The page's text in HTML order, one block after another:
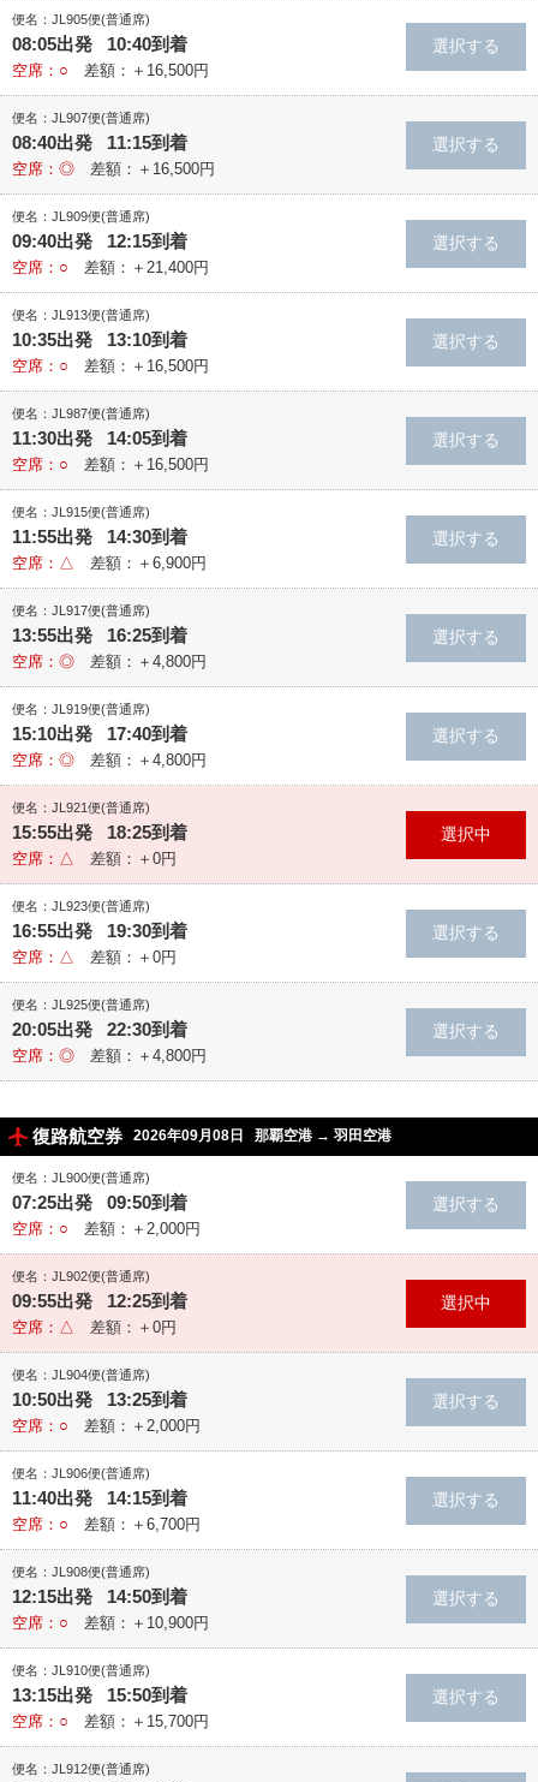
便名：JL905便(普通席)
08:05出発 10:40到着
空席：○ 差額：＋16,500円
便名：JL907便(普通席)
08:40出発 11:15到着
空席：◎ 差額：＋16,500円
便名：JL909便(普通席)
09:40出発 12:15到着
空席：○ 差額：＋21,400円
便名：JL913便(普通席)
10:35出発 13:10到着
空席：○ 差額：＋16,500円
便名：JL987便(普通席)
11:30出発 14:05到着
空席：○ 差額：＋16,500円
便名：JL915便(普通席)
11:55出発 14:30到着
空席：△ 差額：＋6,900円
便名：JL917便(普通席)
13:55出発 16:25到着
空席：◎ 差額：＋4,800円
便名：JL919便(普通席)
15:10出発 17:40到着
空席：◎ 差額：＋4,800円
便名：JL921便(普通席)
15:55出発 18:25到着
空席：△ 差額：＋0円
便名：JL923便(普通席)
16:55出発 19:30到着
空席：△ 差額：＋0円
便名：JL925便(普通席)
20:05出発 22:30到着
空席：◎ 差額：＋4,800円
復路航空券 2026年09月08日 那覇空港 → 羽田空港
便名：JL900便(普通席)
07:25出発 09:50到着
空席：○ 差額：＋2,000円
便名：JL902便(普通席)
09:55出発 12:25到着
空席：△ 差額：＋0円
便名：JL904便(普通席)
10:50出発 13:25到着
空席：○ 差額：＋2,000円
便名：JL906便(普通席)
11:40出発 14:15到着
空席：○ 差額：＋6,700円
便名：JL908便(普通席)
12:15出発 14:50到着
空席：○ 差額：＋10,900円
便名：JL910便(普通席)
13:15出発 15:50到着
空席：○ 差額：＋15,700円
便名：JL912便(普通席)